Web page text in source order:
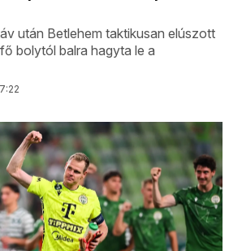
után Betlehem taktikusan elúszott
bolytól balra hagyta le a